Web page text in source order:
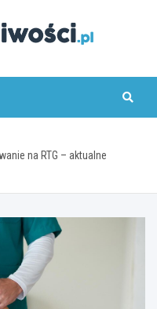
na RTG – aktualne